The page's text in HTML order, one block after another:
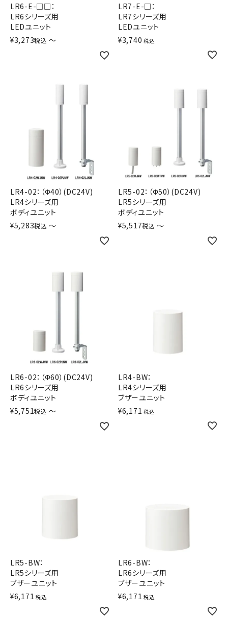
LR6-E-□□：
LR6シリーズ用
LEDユニット
¥3,273税込 〜
LR7-E-□：
LR7シリーズ用
LEDユニット
¥3,740 税込
LR4-02：（Φ40）(DC24V)
LR4シリーズ用
ボディユニット
¥5,283税込 〜
LR5-02：（Φ50）(DC24V)
LR5シリーズ用
ボディユニット
¥5,517税込 〜
LR6-02：（Φ60）(DC24V)
LR6シリーズ用
ボディユニット
¥5,751税込 〜
LR4-BW：
LR4シリーズ用
ブザーユニット
¥6,171 税込
LR5-BW：
LR5シリーズ用
ブザーユニット
¥6,171 税込
LR6-BW：
LR6シリーズ用
ブザーユニット
¥6,171 税込